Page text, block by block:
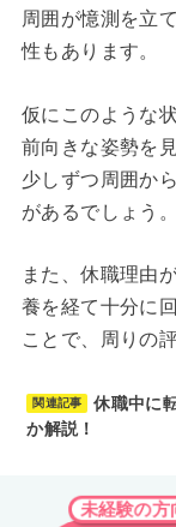
周囲が憶測を立
性もあります。
仮にこのような
前向きな姿勢を
少しずつ周囲か
があるでしょう。
また、休職理由
養を経て十分に
ことで、周りの
関連記事
休職中に
か解説！
未経験の方